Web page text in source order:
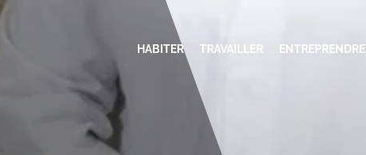
HABITER TRAVAILLER ENTREPRENDRE